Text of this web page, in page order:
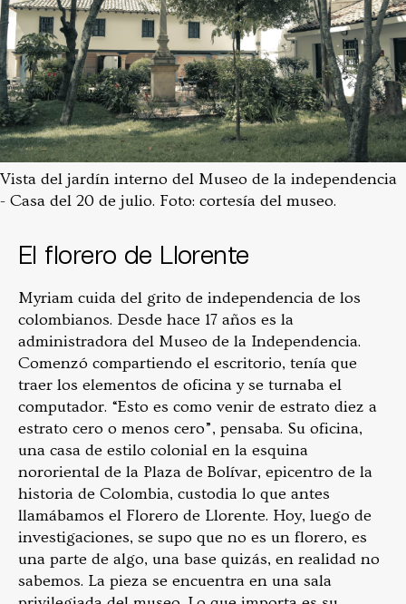
Vista del jardín interno del Museo de la independencia
- Casa del 20 de julio. Foto: cortesía del museo.
El florero de Llorente
Myriam cuida del grito de independencia de los
colombianos. Desde hace 17 años es la
administradora del Museo de la Independencia.
Comenzó compartiendo el escritorio, tenía que
traer los elementos de oficina y se turnaba el
computador. “Esto es como venir de estrato diez a
estrato cero o menos cero”, pensaba. Su oficina,
una casa de estilo colonial en la esquina
nororiental de la Plaza de Bolívar, epicentro de la
historia de Colombia, custodia lo que antes
llamábamos el Florero de Llorente. Hoy, luego de
investigaciones, se supo que no es un florero, es
una parte de algo, una base quizás, en realidad no
sabemos. La pieza se encuentra en una sala